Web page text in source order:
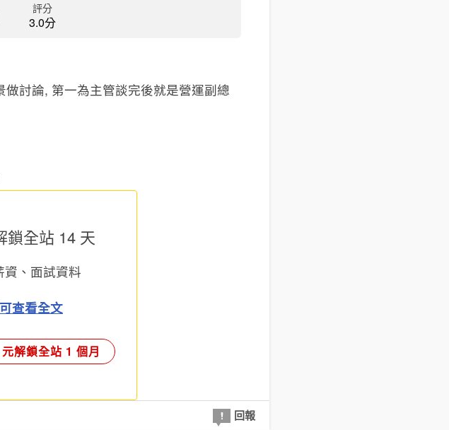
評分
3.0分
討論, 第一為主管談完後就是營運副總
鎖全站 14 天
資、面試資料
查看全文
解鎖全站 1 個月
回報